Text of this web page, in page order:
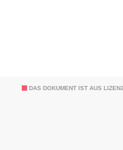
DAS DOKUMENT IST AUS